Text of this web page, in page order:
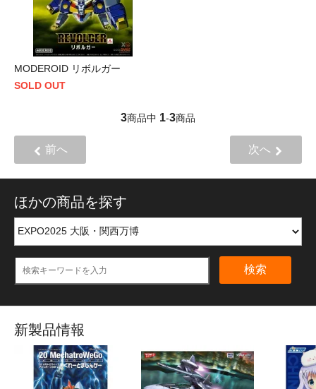
MODEROID リボルガー
SOLD OUT
3商品中 1-3商品
前へ 次へ
ほかの商品を探す
検索
新製品情報